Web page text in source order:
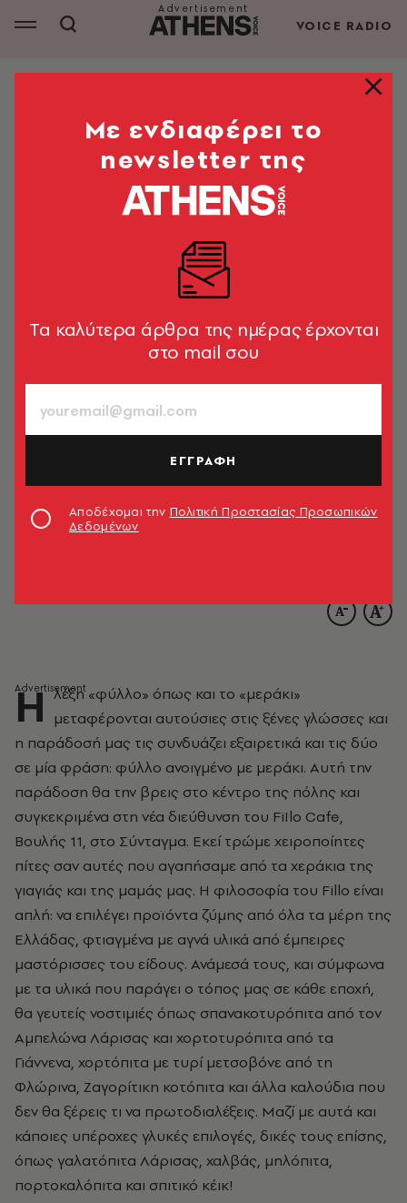
VOICE RADIO
Fillo: Η συνταγή για ένα τέλειο
πρωινό στο Σύνταγμα
Xειροποίητες πίτες σαν αυτές που αγαπήσαμε από τα
χεράκια της γιαγιάς και της μαμάς μας
1’ ΔΙΑΒΑΣΜΑ
Η λέξη «φύλλο» όπως και το «μεράκι»
μεταφέρονται αυτούσιες στις ξένες γλώσσες και
η παράδοσή μας τις συνδυάζει εξαιρετικά και τις δύο
σε μία φράση: φύλλο ανοιγμένο με μεράκι. Αυτή την
παράδοση θα την βρεις στο κέντρο της πόλης και
συγκεκριμένα στη νέα διεύθυνση του FiIlo Cafe,
Βουλής 11, στο Σύνταγμα. Εκεί τρώμε χειροποίητες
πίτες σαν αυτές που αγαπήσαμε από τα χεράκια της
γιαγιάς και της μαμάς μας. Η φιλοσοφία του Fillo είναι
απλή: να επιλέγει προϊόντα ζύμης από όλα τα μέρη της
Ελλάδας, φτιαγμένα με αγνά υλικά από έμπειρες
μαστόρισσες του είδους. Ανάμεσά τους, και σύμφωνα
με τα υλικά που παράγει ο τόπος μας σε κάθε εποχή,
θα γευτείς νοστιμιές όπως σπανακοτυρόπιτα από τον
Αμπελώνα Λάρισας και χορτοτυρόπιτα από τα
Γιάννενα, χορτόπιτα με τυρί μετσοβόνε από τη
Φλώρινα, Ζαγορίτικη κοτόπιτα και άλλα καλούδια που
δεν θα ξέρεις τι να πρωτοδιαλέξεις. Μαζί με αυτά και
κάποιες υπέροχες γλυκές επιλογές, δικές τους επίσης,
όπως γαλατόπιτα Λάρισας, χαλβάς, μηλόπιτα,
πορτοκαλόπιτα και σπιτικό κέικ!
Mε ενδιαφέρει το
newsletter της
Tα καλύτερα άρθρα της ημέρας έρχονται
στο mail σου
ΕΓΓΡΑΦΗ
Αποδέχομαι την Πολιτική Προστασίας Προσωπικών
Δεδομένων